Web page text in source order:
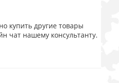
купить другие товары
чат нашему консультанту.